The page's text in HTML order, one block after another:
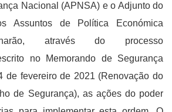
Nacional (APNSA) e o Adjunto do
Assuntos de Política Económica
através do processo
no Memorando de Segurança
de fevereiro de 2021 (Renovação do
de Segurança), as ações do poder